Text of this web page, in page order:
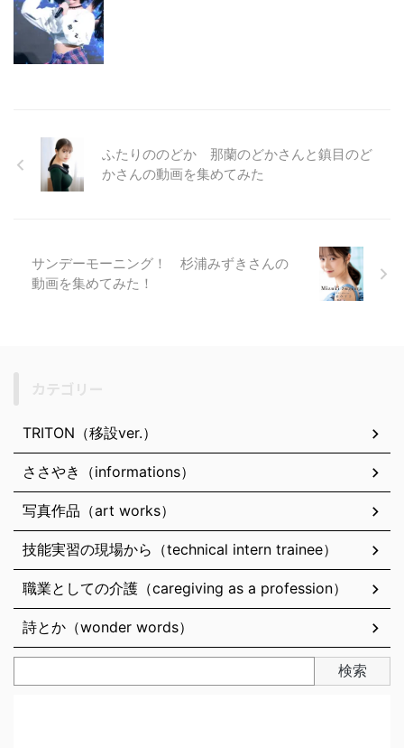
ふたりののどか 那蘭のどかさんと鎮目のど
かさんの動画を集めてみた
サンデーモーニング！ 杉浦みずきさんの
動画を集めてみた！
TRITON（移設ver.）
ささやき（informations）
写真作品（art works）
技能実習の現場から（technical intern trainee）
職業としての介護（caregiving as a profession）
詩とか（wonder words）
検索